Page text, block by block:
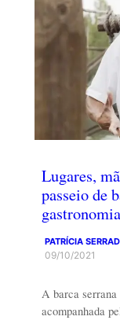
Lugares,
passeio de
PATRÍCIA
09/10/2021
A barca serrana
acompanhada